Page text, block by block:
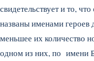
свидетельствует и то,
названы именами
меньшее их количество
одном из них, по имени